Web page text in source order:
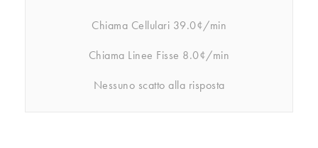
Chiama Cellulari 39.0¢/min
Chiama Linee Fisse 8.0¢/min
Nessuno scatto alla risposta